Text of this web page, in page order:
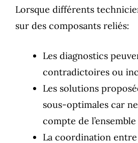
Lorsque différents
sur des composants reliés:
Les diagnostics
contradictoires ou
Les solutions
sous-optimales car
compte de l’ensemble
La coordination